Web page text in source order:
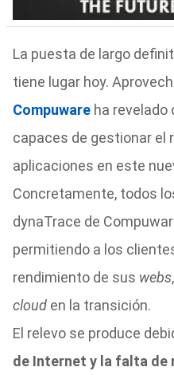
La puesta de largo
tiene lugar hoy.
Compuwareha revelado
capaces de gestionar el
aplicaciones en este
Concretamente, todos
dynaTrace de
permitiendo a los
rendimiento de sus webs
clouden la transición.
El relevo se produce
de Internet y la falta de